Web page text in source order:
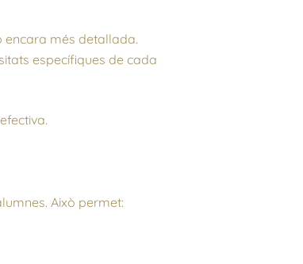
encara més detallada.
específiques de cada
Això permet: